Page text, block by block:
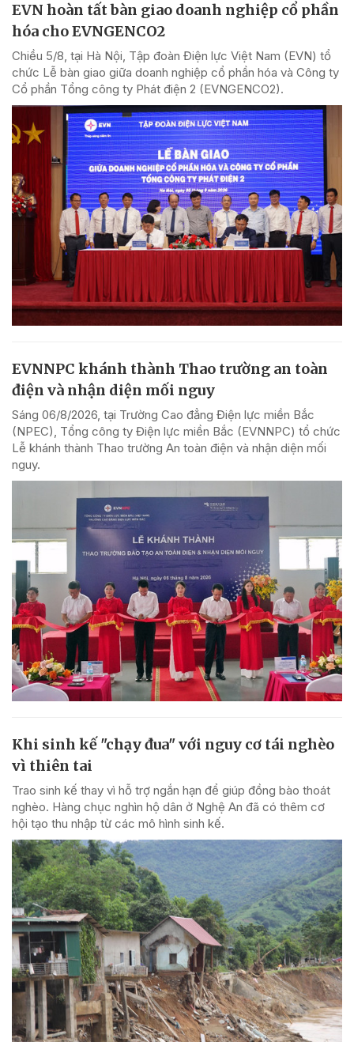
EVN hoàn tất bàn giao doanh nghiệp cổ phần
hóa cho EVNGENCO2
Chiều 5/8, tại Hà Nội, Tập đoàn Điện lực Việt Nam (EVN) tổ
chức Lễ bàn giao giữa doanh nghiệp cổ phần hóa và Công ty
Cổ phần Tổng công ty Phát điện 2 (EVNGENCO2).
EVNNPC khánh thành Thao trường an toàn
điện và nhận diện mối nguy
Sáng 06/8/2026, tại Trường Cao đẳng Điện lực miền Bắc
(NPEC), Tổng công ty Điện lực miền Bắc (EVNNPC) tổ chức
Lễ khánh thành Thao trường An toàn điện và nhận diện mối
nguy.
Khi sinh kế "chạy đua" với nguy cơ tái nghèo
vì thiên tai
Trao sinh kế thay vì hỗ trợ ngắn hạn để giúp đồng bào thoát
nghèo. Hàng chục nghìn hộ dân ở Nghệ An đã có thêm cơ
hội tạo thu nhập từ các mô hình sinh kế.